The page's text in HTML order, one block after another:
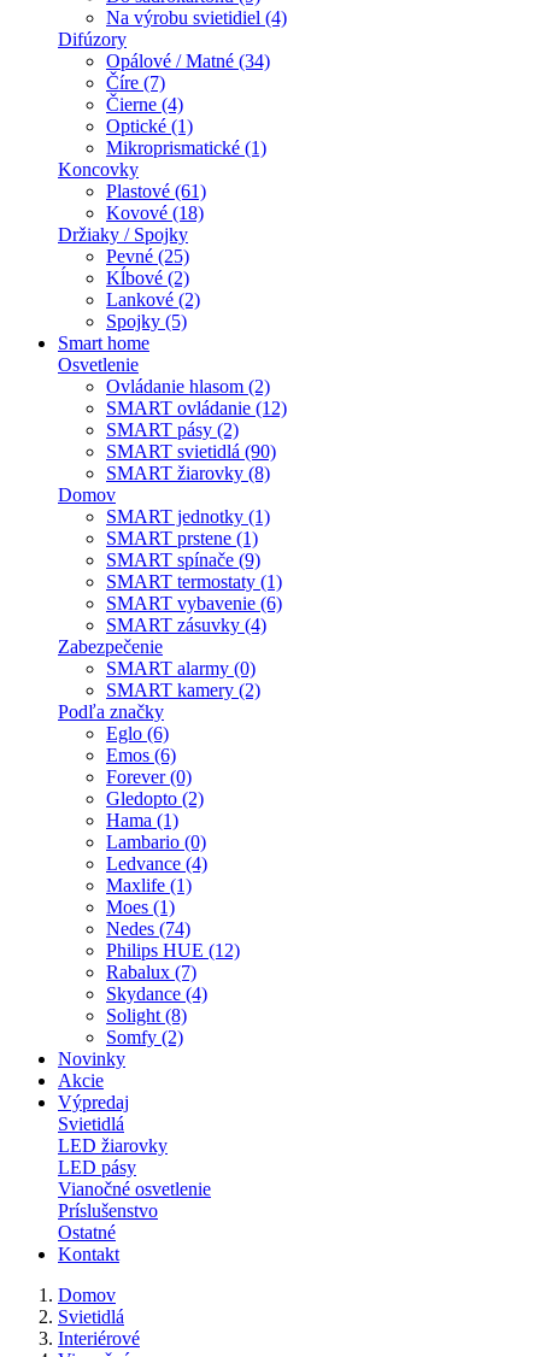
Na výrobu svietidiel (4)
Difúzory
Opálové / Matné (34)
Číre (7)
Čierne (4)
Optické (1)
Mikroprismatické (1)
Koncovky
Plastové (61)
Kovové (18)
Držiaky / Spojky
Pevné (25)
Kĺbové (2)
Lankové (2)
Spojky (5)
Smart home
Osvetlenie
Ovládanie hlasom (2)
SMART ovládanie (12)
SMART pásy (2)
SMART svietidlá (90)
SMART žiarovky (8)
Domov
SMART jednotky (1)
SMART prstene (1)
SMART spínače (9)
SMART termostaty (1)
SMART vybavenie (6)
SMART zásuvky (4)
Zabezpečenie
SMART alarmy (0)
SMART kamery (2)
Podľa značky
Eglo (6)
Emos (6)
Forever (0)
Gledopto (2)
Hama (1)
Lambario (0)
Ledvance (4)
Maxlife (1)
Moes (1)
Nedes (74)
Philips HUE (12)
Rabalux (7)
Skydance (4)
Solight (8)
Somfy (2)
Novinky
Akcie
Výpredaj
Svietidlá
LED žiarovky
LED pásy
Vianočné osvetlenie
Príslušenstvo
Ostatné
Kontakt
Domov
Svietidlá
Interiérové